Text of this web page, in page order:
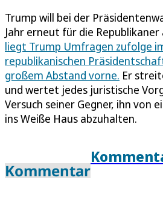
Trump will bei der
Jahr erneut für die
liegt Trump Umfragen zufolge
republikanischen
großem Abstand vorne. Er
und wertet jedes juristische
Versuch seiner Gegner, ihn von
ins Weiße Haus abzuhalten.
Kommentar